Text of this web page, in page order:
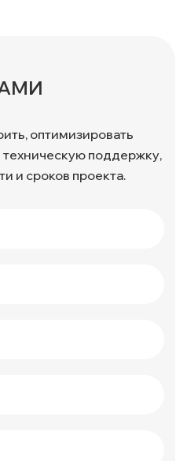
оптимизировать
техническую поддержку,
и сроков проекта.